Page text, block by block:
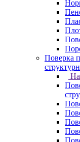
Поверка